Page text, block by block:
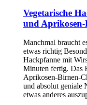
Vegetarische
und
Manchmal braucht
etwas richtig
Hackpfanne mit
Minuten fertig. Das
Aprikosen-Birnen-
und absolut geniale
etwas anderes